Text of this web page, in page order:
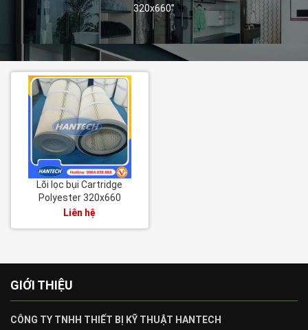
320x660”
Lõi lọc bụi Cartridge
Polyester 320x660
Liên hệ
GIỚI THIỆU
CÔNG TY TNHH THIẾT BỊ KỸ THUẬT HANTECH